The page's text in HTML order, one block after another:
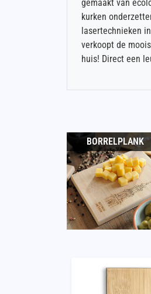
gemaakt van
kurken
lasertechnieken
verkoopt de
huis! Direct een
BORRELPLANK